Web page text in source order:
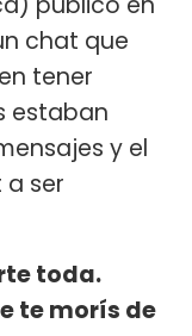
chat que
tener
estaban
y el
ser
toda.
te morís de